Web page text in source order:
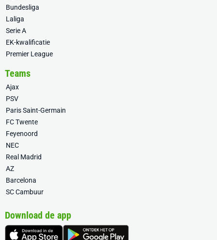
Bundesliga
Laliga
Serie A
EK-kwalificatie
Premier League
Teams
Ajax
PSV
Paris Saint-Germain
FC Twente
Feyenoord
NEC
Real Madrid
AZ
Barcelona
SC Cambuur
Download de app